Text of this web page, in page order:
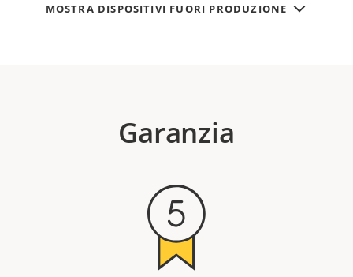
MOSTRA DISPOSITIVI FUORI PRODUZIONE
Garanzia